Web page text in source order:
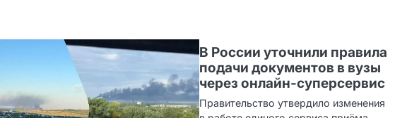
В России уточнили правила
подачи документов в вузы
через онлайн‑суперсервис
Правительство утвердило изменения